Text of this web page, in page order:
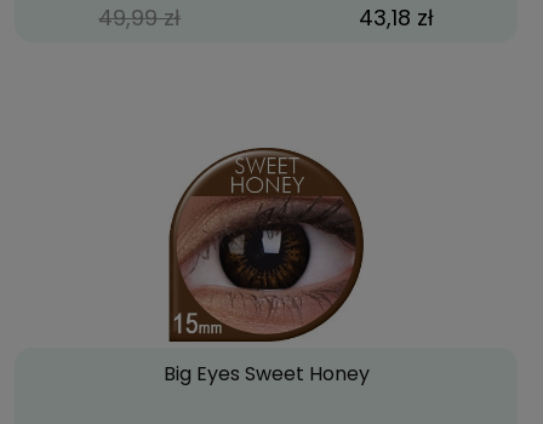
49,99 zł 43,18 zł
Big Eyes Sweet Honey